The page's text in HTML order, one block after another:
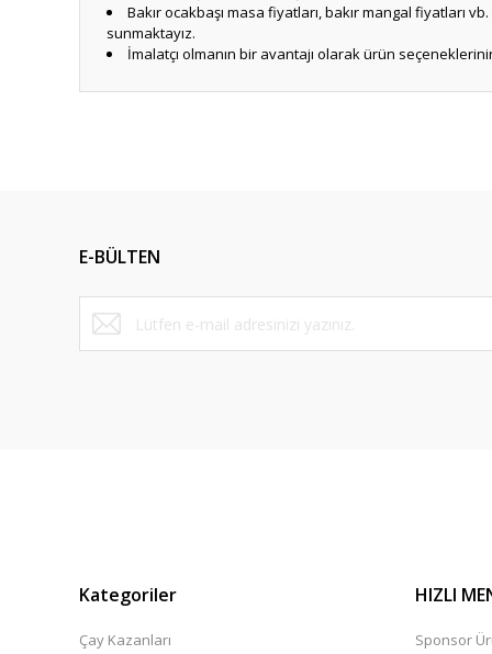
Bakır ocakbaşı masa fiyatları, bakır mangal fiyatları
sunmaktayız.
İmalatçı olmanın bir avantajı olarak ürün
Ürün bilgilerinde hatalar bulunuyor.
Ürün fiyatı diğer sitelerden daha pahalı.
Bu ürüne benzer farklı alternatifler olmalı.
E-BÜLTEN
Kategoriler
Çay Kazanları
HIZLI
Sponsor